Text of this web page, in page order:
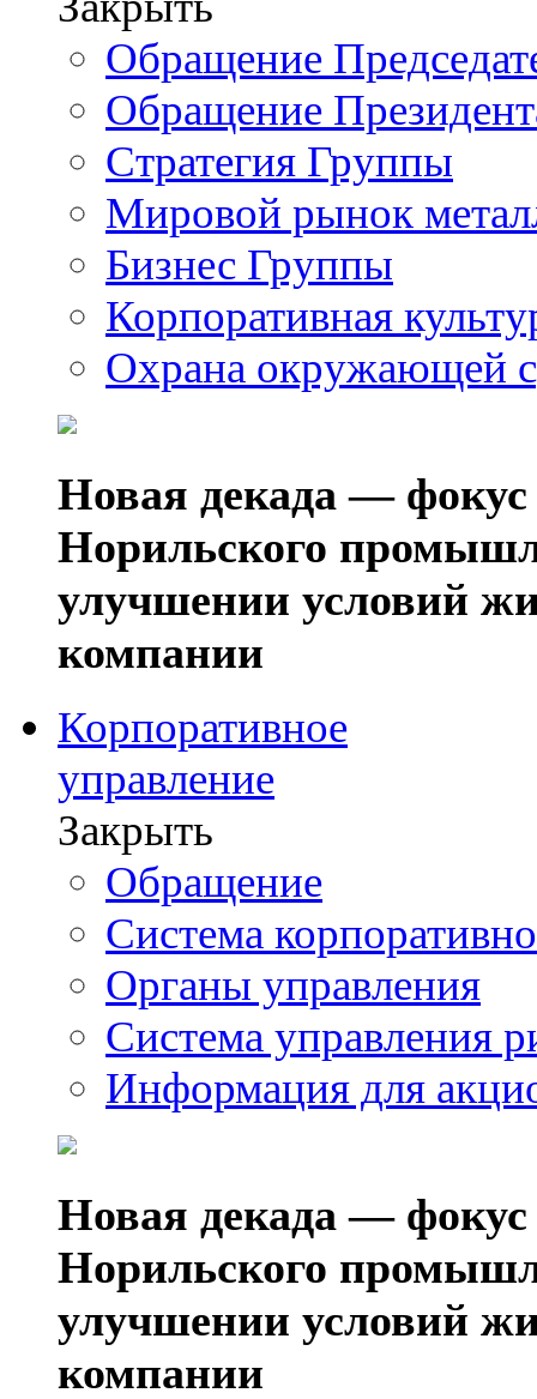
Обращение
Обращение
Стратегия Группы
Мировой рынок
Бизнес Группы
Корпоративная
Охрана окружающей
Новая декада — фокус
Норильского
улучшении условий
компании
Корпоративное
управление
Закрыть
Обращение
Система
Органы управления
Система управления
Информация для
Новая декада — фокус
Норильского
улучшении условий
компании